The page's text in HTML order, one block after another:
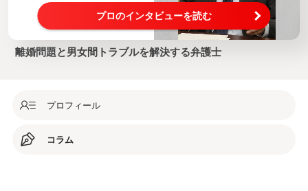
プロのインタビューを読む
離婚問題と男女間トラブルを解決する弁護士
プロフィール
コラム